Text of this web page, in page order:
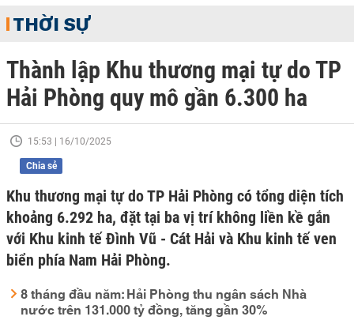
THỜI SỰ
Thành lập Khu thương mại tự do TP
Hải Phòng quy mô gần 6.300 ha
15:53 | 16/10/2025
Chia sẻ
Khu thương mại tự do TP Hải Phòng có tổng diện tích
khoảng 6.292 ha, đặt tại ba vị trí không liền kề gắn
với Khu kinh tế Đình Vũ - Cát Hải và Khu kinh tế ven
biển phía Nam Hải Phòng.
8 tháng đầu năm: Hải Phòng thu ngân sách Nhà
nước trên 131.000 tỷ đồng, tăng gần 30%